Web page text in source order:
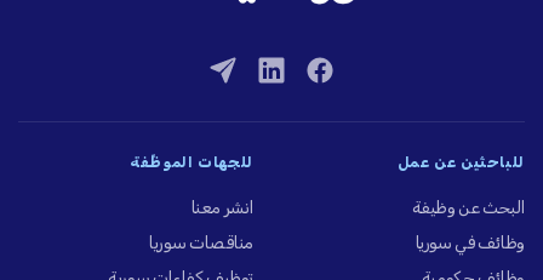
للباحثين عن عمل
البحث عن وظيفة
وظائف في سوريا
للجهات الموظِّفة
انشر معنا
مناقصات سوريا